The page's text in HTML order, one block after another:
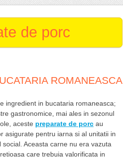
de porc
ROMANEASCA
ingredient in bucataria romaneasca;
gastronomice, mai ales in sezonul
aceste preparate de porcau
asigurate pentru iarna si al unitatii in
Aceasta carne nu era vazuta
care trebuia valorificata in